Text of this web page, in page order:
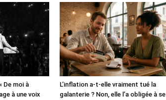
De moi à
à une voix
L’inflation a-t-elle vraiment tué la
galanterie ? Non, elle l’a obligée à se